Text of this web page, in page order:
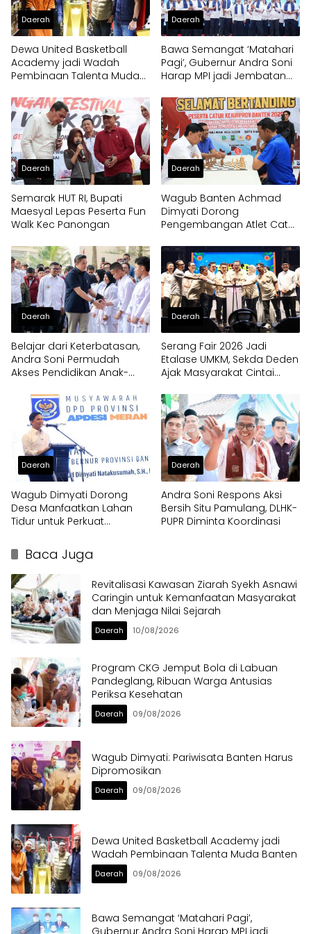
Daerah
Dewa United Basketball
Academy jadi Wadah
Pembinaan Talenta Muda
Daerah
Bawa Semangat ‘Matahari
Pagi’, Gubernur Andra Soni
Harap MPI jadi Jembatan
Daerah
Semarak HUT RI, Bupati
Maesyal Lepas Peserta Fun
Walk Kec Panongan
Daerah
Wagub Banten Achmad
Dimyati Dorong
Pengembangan Atlet Catur
Daerah
Belajar dari Keterbatasan,
Andra Soni Permudah
Akses Pendidikan Anak-
Daerah
Serang Fair 2026 Jadi
Etalase UMKM, Sekda Deden
Ajak Masyarakat Cintai
Daerah
Wagub Dimyati Dorong
Desa Manfaatkan Lahan
Tidur untuk Perkuat
Daerah
Andra Soni Respons Aksi
Bersih Situ Pamulang, DLHK-
PUPR Diminta Koordinasi
Baca Juga
Revitalisasi Kawasan Ziarah Syekh Asnawi
Caringin untuk Kemanfaatan Masyarakat
dan Menjaga Nilai Sejarah
Daerah 10/08/2026
Program CKG Jemput Bola di Labuan
Pandeglang, Ribuan Warga Antusias
Periksa Kesehatan
Daerah 09/08/2026
Wagub Dimyati: Pariwisata Banten Harus
Dipromosikan
Daerah 09/08/2026
Dewa United Basketball Academy jadi
Wadah Pembinaan Talenta Muda Banten
Daerah 09/08/2026
Bawa Semangat ‘Matahari Pagi’,
Gubernur Andra Soni Harap MPI jadi